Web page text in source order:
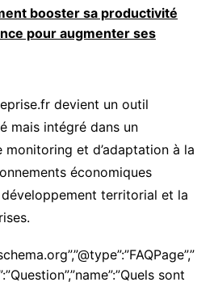
booster sa productivité
pour augmenter ses
devient un outil
mais intégré dans un
et d’adaptation à la
économiques
territorial et la
sont